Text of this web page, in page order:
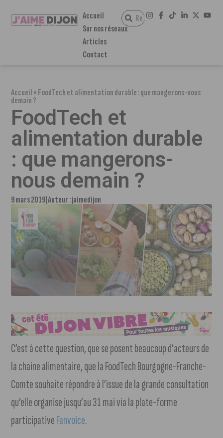
Accueil
Sur nos réseaux
Articles
Contact
Accueil»FoodTech et alimentation durable : que mangerons-nous
demain ?
FoodTech et
alimentation durable
: que mangerons-
nous demain ?
9 mars 2019 Auteur :jaimedijon
C’est à cette question, que se posent beaucoup d’acteurs de
la chaine alimentaire, que la FoodTech Bourgogne-Franche-
Comte souhaite répondre à l’issue de la grande consultation
qu’elle organise jusqu’au 31 mai via la plate-forme
participativeFanvoice.